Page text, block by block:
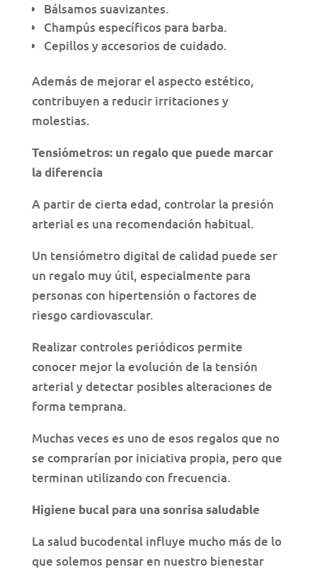
Bálsamos suavizantes.
Champús específicos para barba.
Cepillos y accesorios de cuidado.
Además de mejorar el aspecto estético,
contribuyen a reducir irritaciones y
molestias.
Tensiómetros: un regalo que puede marcar
la diferencia
A partir de cierta edad, controlar la presión
arterial es una recomendación habitual.
Un tensiómetro digital de calidad puede ser
un regalo muy útil, especialmente para
personas con hipertensión o factores de
riesgo cardiovascular.
Realizar controles periódicos permite
conocer mejor la evolución de la tensión
arterial y detectar posibles alteraciones de
forma temprana.
Muchas veces es uno de esos regalos que no
se comprarían por iniciativa propia, pero que
terminan utilizando con frecuencia.
Higiene bucal para una sonrisa saludable
La salud bucodental influye mucho más de lo
que solemos pensar en nuestro bienestar